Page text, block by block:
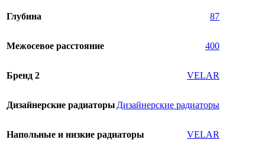
Глубина 87
Межосевое расстояние 400
Бренд 2 VELAR
Дизайнерские радиаторы Дизайнерские радиаторы
Напольные и низкие радиаторы VELAR